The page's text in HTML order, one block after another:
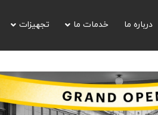
درباره ما خدمات ما تجهیزات